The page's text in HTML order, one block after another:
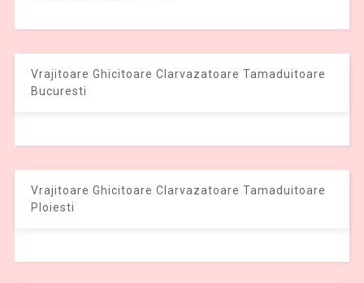
Vrajitoare Ghicitoare Clarvazatoare Tamaduitoare
Bucuresti
Vrajitoare Ghicitoare Clarvazatoare Tamaduitoare
Ploiesti